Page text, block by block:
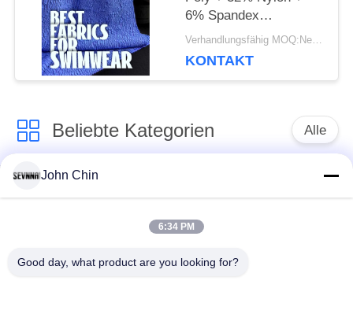
6% Spandex
Recyceltes
Verhandlungsfähig MOQ:Negotiable
KONTAKT
Beliebte Kategorien Alle
Aufbereitetes
Nylongewebe
recyceltes Polyester-
Aufbereitetes Lycra-
John Chin
6:34 PM
Good day, what product are you looking for?